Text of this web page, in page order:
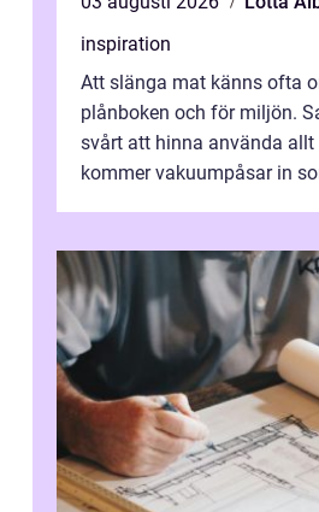
inspiration
Att slänga mat känns ofta
plånboken och för miljön.
svårt att hinna använda allt
kommer vakuumpåsar in